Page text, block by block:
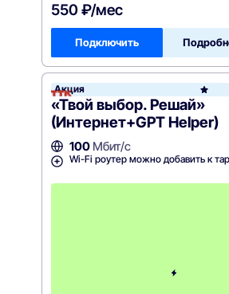
550 ₽/мес
Подключить
Акция
«Твой выбор. Решай»
(Интернет+GPT Helper)
100Мбит/с
Wi-Fi роутер можно добавить к